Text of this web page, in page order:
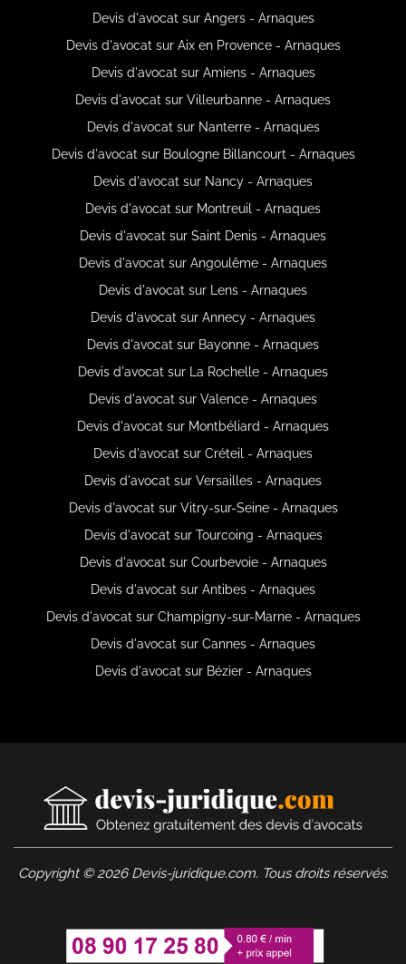
Devis d'avocat sur Angers - Arnaques
Devis d'avocat sur Aix en Provence - Arnaques
Devis d'avocat sur Amiens - Arnaques
Devis d'avocat sur Villeurbanne - Arnaques
Devis d'avocat sur Nanterre - Arnaques
Devis d'avocat sur Boulogne Billancourt - Arnaques
Devis d'avocat sur Nancy - Arnaques
Devis d'avocat sur Montreuil - Arnaques
Devis d'avocat sur Saint Denis - Arnaques
Devis d'avocat sur Angoulême - Arnaques
Devis d'avocat sur Lens - Arnaques
Devis d'avocat sur Annecy - Arnaques
Devis d'avocat sur Bayonne - Arnaques
Devis d'avocat sur La Rochelle - Arnaques
Devis d'avocat sur Valence - Arnaques
Devis d'avocat sur Montbéliard - Arnaques
Devis d'avocat sur Créteil - Arnaques
Devis d'avocat sur Versailles - Arnaques
Devis d'avocat sur Vitry-sur-Seine - Arnaques
Devis d'avocat sur Tourcoing - Arnaques
Devis d'avocat sur Courbevoie - Arnaques
Devis d'avocat sur Antibes - Arnaques
Devis d'avocat sur Champigny-sur-Marne - Arnaques
Devis d'avocat sur Cannes - Arnaques
Devis d'avocat sur Bézier - Arnaques
Copyright © 2026 Devis-juridique.com. Tous droits réservés.